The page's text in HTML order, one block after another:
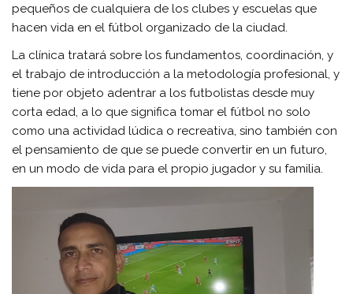
pequeños de cualquiera de los clubes y escuelas que
hacen vida en el fútbol organizado de la ciudad.
La clínica tratará sobre los fundamentos, coordinación, y
el trabajo de introducción a la metodología profesional, y
tiene por objeto adentrar a los futbolistas desde muy
corta edad, a lo que significa tomar el fútbol no solo
como una actividad lúdica o recreativa, sino también con
el pensamiento de que se puede convertir en un futuro,
en un modo de vida para el propio jugador y su familia.